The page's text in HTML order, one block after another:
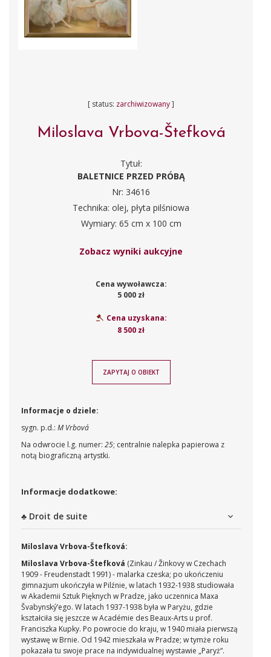
[ status: zarchiwizowany]
Miloslava Vrbova-Štefková
Tytuł:
BALETNICE PRZED PRÓBĄ
Nr: 34616
Technika: olej, płyta pilśniowa
Wymiary: 65 cm x 100 cm
Zobacz wyniki aukcyjne
Cena wywoławcza:
5 000 zł
Cena uzyskana:
8 500 zł
ZAPYTAJ O OBIEKT
Informacje o dziele:
sygn. p.d.: M Vrbová
Na odwrocie l.g. numer: 25; centralnie nalepka papierowa z
notą biograficzną artystki.
Informacje dodatkowe:
♣ Droit de suite
Miloslava Vrbova-Štefková:
Miloslava Vrbova-Štefková (Zinkau / Žinkovy w Czechach
1909 - Freudenstadt 1991) - malarka czeska; po ukończeniu
gimnazjum ukończyła w Pilźnie, w latach 1932-1938 studiowała
w Akademii Sztuk Pięknych w Pradze, jako uczennica Maxa
Švabynský’ego. W latach 1937-1938 była w Paryżu, gdzie
kształciła się jeszcze w Académie des Beaux-Arts u prof.
Franciszka Kupky. Po powrocie do kraju, w 1940 miała pierwszą
wystawę w Brnie. Od 1942 mieszkała w Pradze; w tymże roku
pokazała tu swoje prace na indywidualnej wystawie „Paryż“.